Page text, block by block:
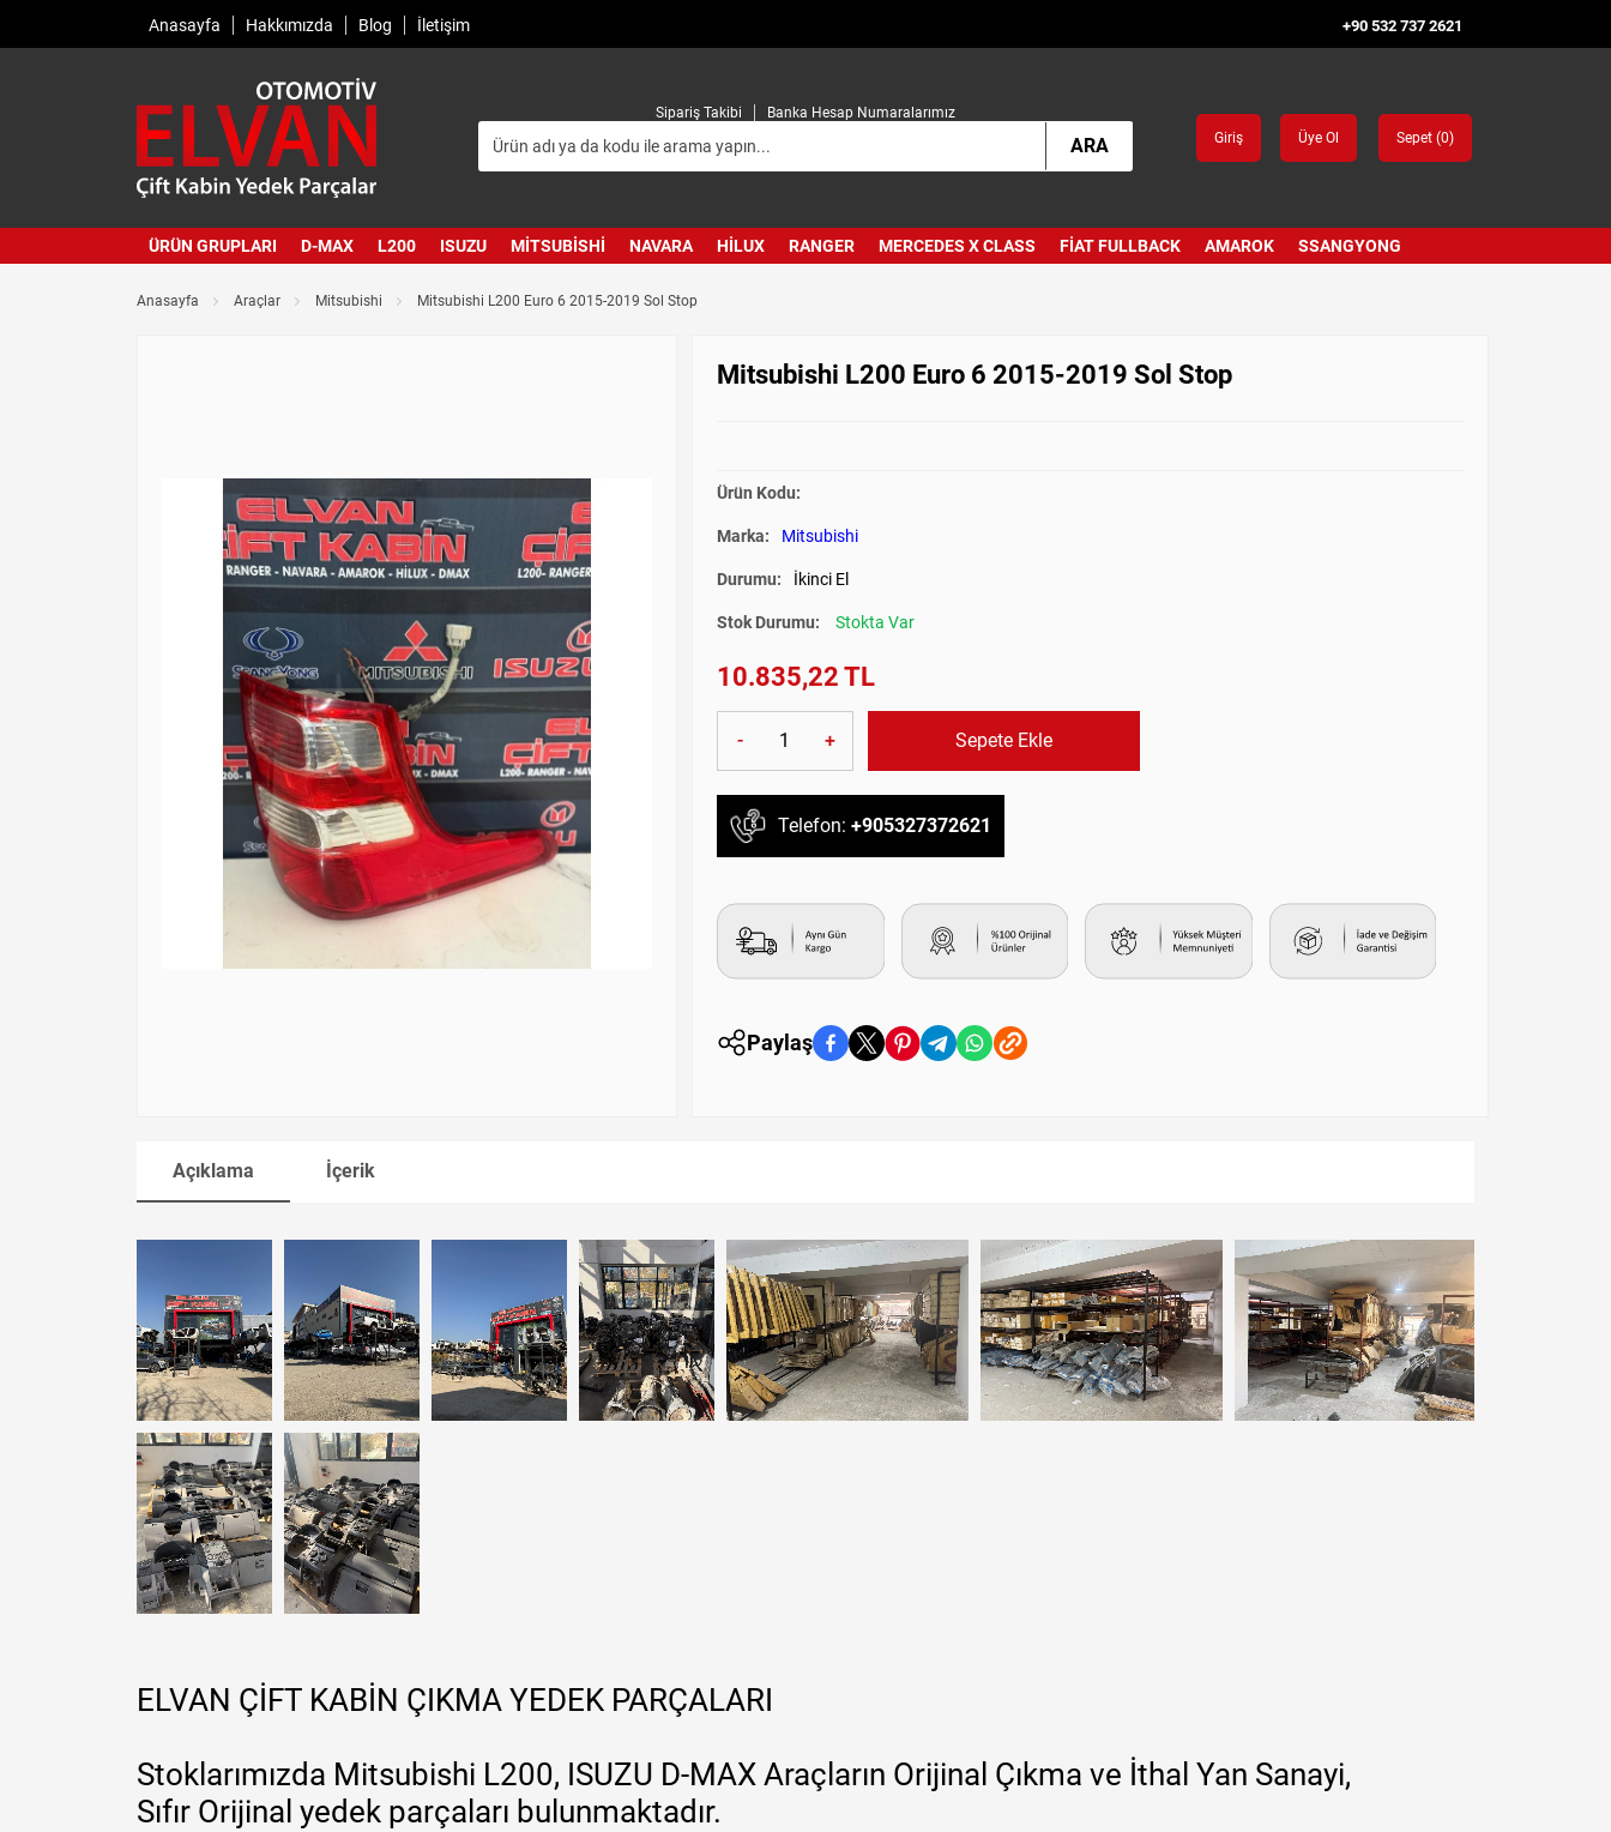
Anasayfa Hakkımızda Blog İletişim +90 532 737 2621
Sipariş Takibi Banka Hesap Numaralarımız
ARA Giriş Üye Ol Sepet (0)
ÜRÜN GRUPLARI D-MAX L200 ISUZU MITSUBISHI NAVARA HILUX RANGER MERCEDES X CLASS FIAT FULLBACK AMAROK SSANGYONG
Anasayfa Araçlar Mitsubishi Mitsubishi L200 Euro 6 2015-2019 Sol Stop
Mitsubishi L200 Euro 6 2015-2019 Sol Stop
Ürün Kodu:
Marka: Mitsubishi
Durumu: İkinci El
Stok Durumu: Stokta Var
10.835,22 TL
- + Sepete Ekle
Telefon: +905327372621
Paylaş
Açıklama İçerik
ELVAN ÇİFT KABİN ÇIKMA YEDEK PARÇALARI
Stoklarımızda Mitsubishi L200, ISUZU D-MAX Araçların Orijinal Çıkma ve İthal Yan Sanayi,
Sıfır Orijinal yedek parçaları bulunmaktadır.